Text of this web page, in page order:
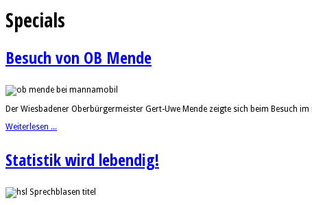
Specials
Besuch von OB Mende
Der Wiesbadener Oberbürgermeister Gert-Uwe Mende zeigte sich beim Besuch
Weiterlesen ...
Statistik wird lebendig!